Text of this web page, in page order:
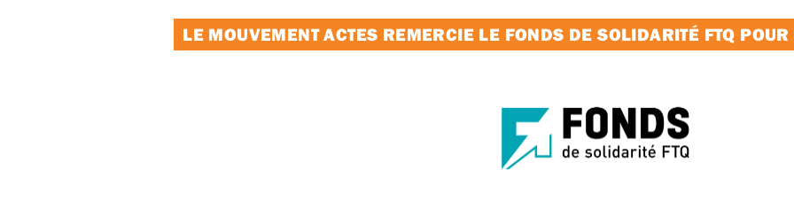
LE MOUVEMENT ACTES REMERCIE LE FONDS DE SOLIDARITÉ FTQ